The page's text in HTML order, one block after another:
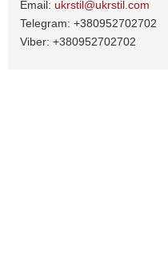
ukrstil@ukrstil.com
+380952702702
+380952702702